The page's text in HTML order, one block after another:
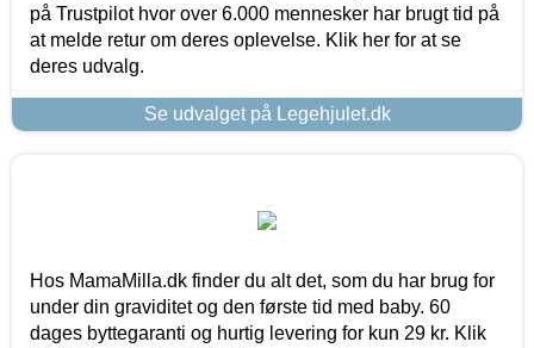
på Trustpilot hvor over 6.000 mennesker har brugt tid på
at melde retur om deres oplevelse. Klik her for at se
deres udvalg.
Se udvalget på Legehjulet.dk
Hos MamaMilla.dk finder du alt det, som du har brug for
under din graviditet og den første tid med baby. 60
dages byttegaranti og hurtig levering for kun 29 kr. Klik